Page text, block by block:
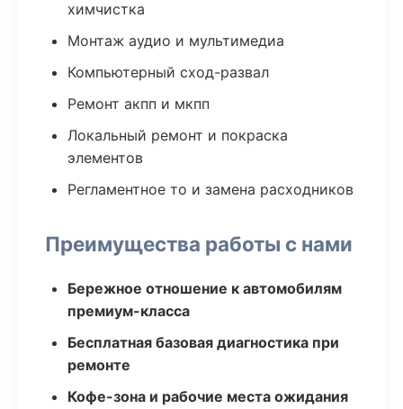
химчистка
Монтаж аудио и мультимедиа
Компьютерный сход-развал
Ремонт акпп и мкпп
Локальный ремонт и покраска
элементов
Регламентное то и замена расходников
Преимущества работы с нами
Бережное отношение к автомобилям
премиум-класса
Бесплатная базовая диагностика при
ремонте
Кофе-зона и рабочие места ожидания